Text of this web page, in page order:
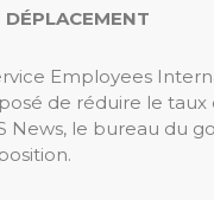
Employees
de réduire le taux
News, le bureau du